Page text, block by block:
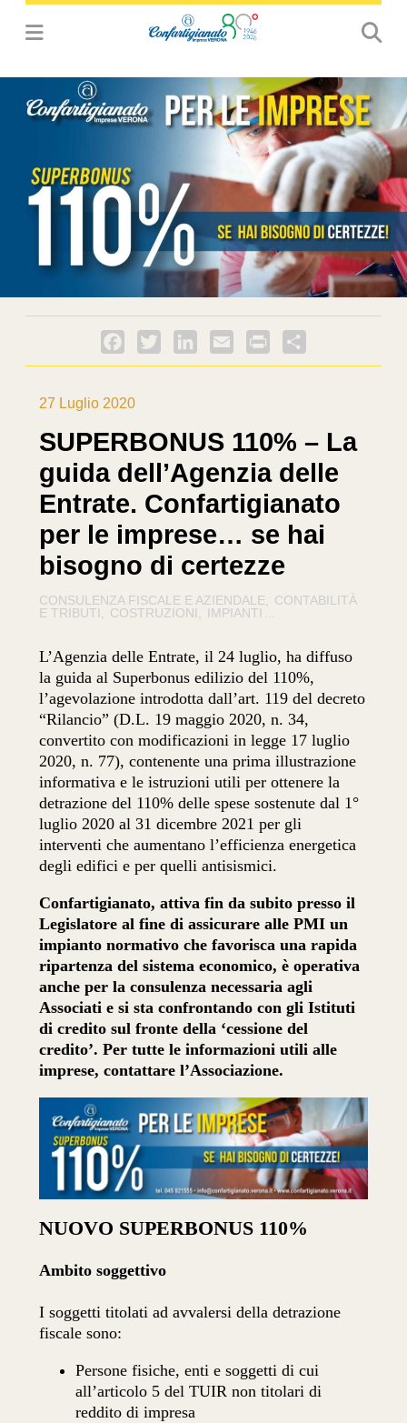
Facebook
Twitter LinkedInEmail PrintFriendly
27 Luglio 2020
SUPERBONUS 110% – La
guida dell’Agenzia delle
Entrate. Confartigianato
per le imprese… se hai
bisogno di certezze
CONSULENZA FISCALE E AZIENDALE
CONTABILITÀ
E TRIBUTI
COSTRUZIONI IMPIANTI ...
L’Agenzia delle Entrate, il 24 luglio, ha diffuso
la guida al Superbonus edilizio del 110%,
l’agevolazione introdotta dall’art. 119 del decreto
“Rilancio” (D.L. 19 maggio 2020, n. 34,
convertito con modificazioni in legge 17 luglio
2020, n. 77), contenente una prima illustrazione
informativa e le istruzioni utili per ottenere la
detrazione del 110% delle spese sostenute dal 1°
luglio 2020 al 31 dicembre 2021 per gli
interventi che aumentano l’efficienza energetica
degli edifici e per quelli antisismici.
Confartigianato, attiva fin da subito presso il
Legislatore al fine di assicurare alle PMI un
impianto normativo che favorisca una rapida
ripartenza del sistema economico, è operativa
anche per la consulenza necessaria agli
Associati e si sta confrontando con gli Istituti
di credito sul fronte della ‘cessione del
credito’. Per tutte le informazioni utili alle
imprese, contattare l’Associazione.
NUOVO SUPERBONUS 110%
Ambito soggettivo
I soggetti titolati ad avvalersi della detrazione
fiscale sono:
Persone fisiche, enti e soggetti di cui
all’articolo 5 del TUIR non titolari di
reddito di impresa